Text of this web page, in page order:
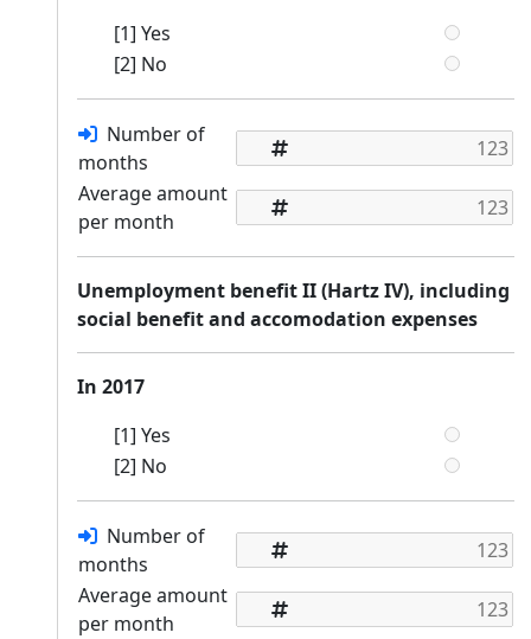
[1] Yes
[2] No
Number of
months
Average amount
per month
Unemployment benefit II (Hartz IV), including
social benefit and accomodation expenses
In 2017
[1] Yes
[2] No
Number of
months
Average amount
per month